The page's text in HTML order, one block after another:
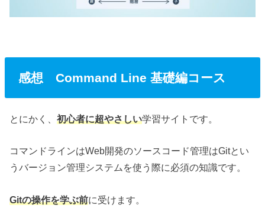
感想 Command Line 基礎編コース
とにかく、初心者に超やさしい学習サイトです。
コマンドラインはWeb開発のソースコード管理はGitとい
うバージョン管理システムを使う際に必須の知識です。
Gitの操作を学ぶ前に受けます。